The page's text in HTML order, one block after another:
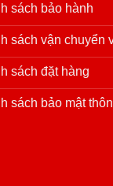
sách bảo hành
sách vận chuyển
sách đặt hàng
sách bảo mật